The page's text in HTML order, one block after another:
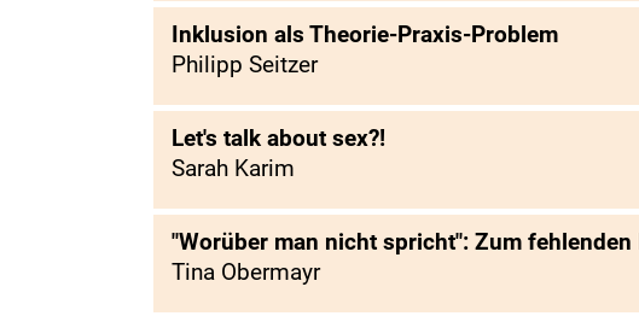
Inklusion als Theorie-Praxis-Problem
Philipp Seitzer
Let's talk about sex?!
Sarah Karim
"Worüber man nicht spricht": Zum
Tina Obermayr